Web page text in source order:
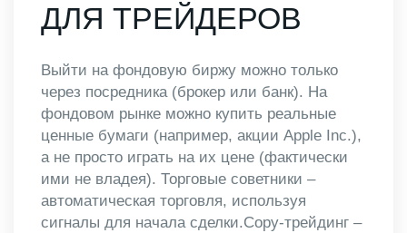
ДЛЯ ТРЕЙДЕРОВ
Выйти на фондовую биржу можно только
через посредника (брокер или банк). На
фондовом рынке можно купить реальные
ценные бумаги (например, акции Apple Inc.),
а не просто играть на их цене (фактически
ими не владея). Торговые советники –
автоматическая торговля, используя
сигналы для начала сделки.Copy-трейдинг –